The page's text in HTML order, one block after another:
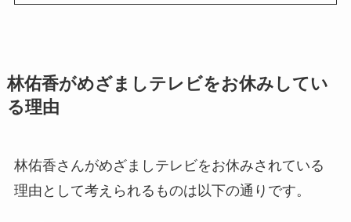
林佑香がめざましテレビをお休みしてい
る理由
林佑香さんがめざましテレビをお休みされている
理由として考えられるものは以下の通りです。